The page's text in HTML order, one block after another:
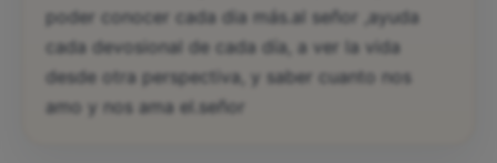
poder conocer cada dia más.al señor ,ayuda
cada devosional de cada día, a ver la vida
desde otra perspectiva, y saber cuanto nos
amo y nos ama el.señor